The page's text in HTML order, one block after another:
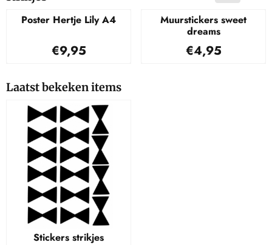
Poster Hertje Lily A4
Prijs: 9,95
€9,95
Muurstickers sweet
dreams
Prijs: 4,95
€4,95
Laatst bekeken items
Stickers strikjes